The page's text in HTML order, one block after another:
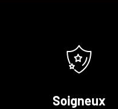
Soigneux